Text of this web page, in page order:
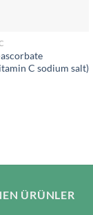
C sodium salt)
ÜRÜNLER